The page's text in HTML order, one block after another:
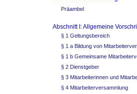
Präambel
Abschnitt I: Allgemeine
§ 1 Geltungsbereich
§ 1 a Bildung von
§ 1 b Gemeinsame
§ 2 Dienstgeber
§ 3 Mitarbeiterinnen und
§ 4 Mitarbeiterversammlung